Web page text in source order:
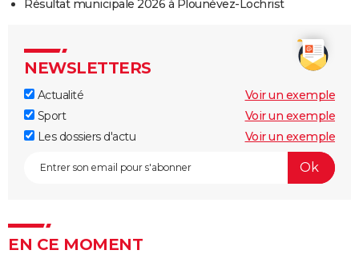
Résultat municipale 2026 à Plounévez-Lochrist
NEWSLETTERS
Actualité
Voir un exemple
Sport
Voir un exemple
Les dossiers d'actu
Voir un exemple
EN CE MOMENT